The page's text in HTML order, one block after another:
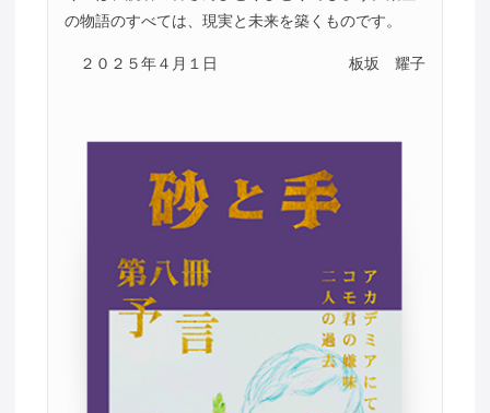
の物語のすべては、現実と未来を築くものです。
２０２５年４月１日 板坂 耀子